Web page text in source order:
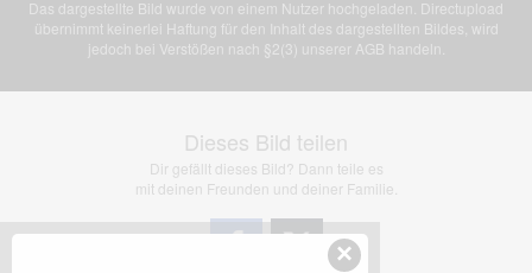
Das dargestellte Bild wurde von einem Nutzer hochgeladen. Directupload
übernimmt keinerlei Haftung für den Inhalt des dargestellten Bildes, wird
jedoch bei Verstößen nach §2(3) unserer AGB handeln.
Dieses Bild teilen
Dir gefällt dieses Bild? Dann teile es
mit deinen Freunden und deiner Familie.
×